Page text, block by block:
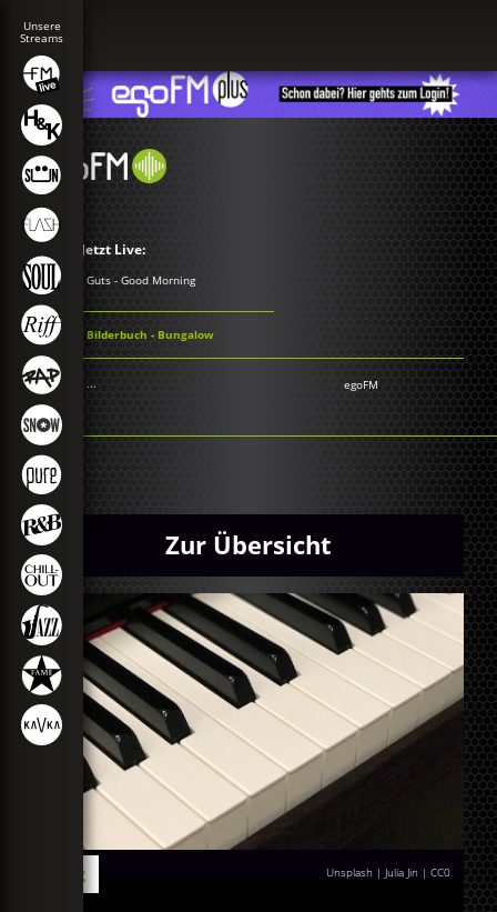
Jetzt Live:
Guts - Good Morning
Bilderbuch - Bungalow
... egoFM
Zur Übersicht
Unsplash | Julia Jin |CC0
Blog